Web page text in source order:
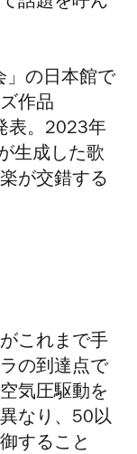
話題を呼ん
」の日本館で
作品
表。2023年
生成した歌
が交錯する
これまで手
の到達点で
気圧駆動を
なり、50以
すること